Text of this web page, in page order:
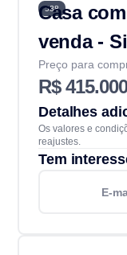
538
Casa
venda -
Preço para
R$ 415.000
Detalhes
Os valores e
reajustes.
Tem
E-